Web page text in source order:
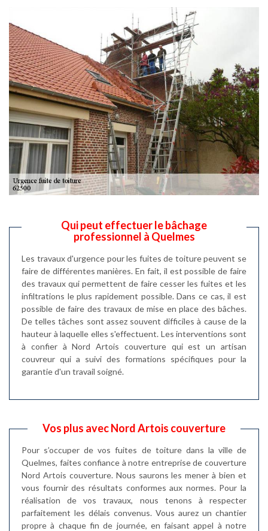
Qui peut effectuer le bâchage
professionnel à Quelmes
Les travaux d'urgence pour les fuites de toiture peuvent se
faire de différentes manières. En fait, il est possible de faire
des travaux qui permettent de faire cesser les fuites et les
infiltrations le plus rapidement possible. Dans ce cas, il est
possible de faire des travaux de mise en place des bâches.
De telles tâches sont assez souvent difficiles à cause de la
hauteur à laquelle elles s'effectuent. Les interventions sont
à confier à Nord Artois couverture qui est un artisan
couvreur qui a suivi des formations spécifiques pour la
garantie d'un travail soigné.
Vos plus avec Nord Artois couverture
Pour s’occuper de vos fuites de toiture dans la ville de
Quelmes, faites confiance à notre entreprise de couverture
Nord Artois couverture. Nous saurons les mener à bien et
vous fournir des résultats conformes aux normes. Pour la
réalisation de vos travaux, nous tenons à respecter
parfaitement les délais convenus. Vous aurez un chantier
propre à chaque fin de journée, en faisant appel à notre